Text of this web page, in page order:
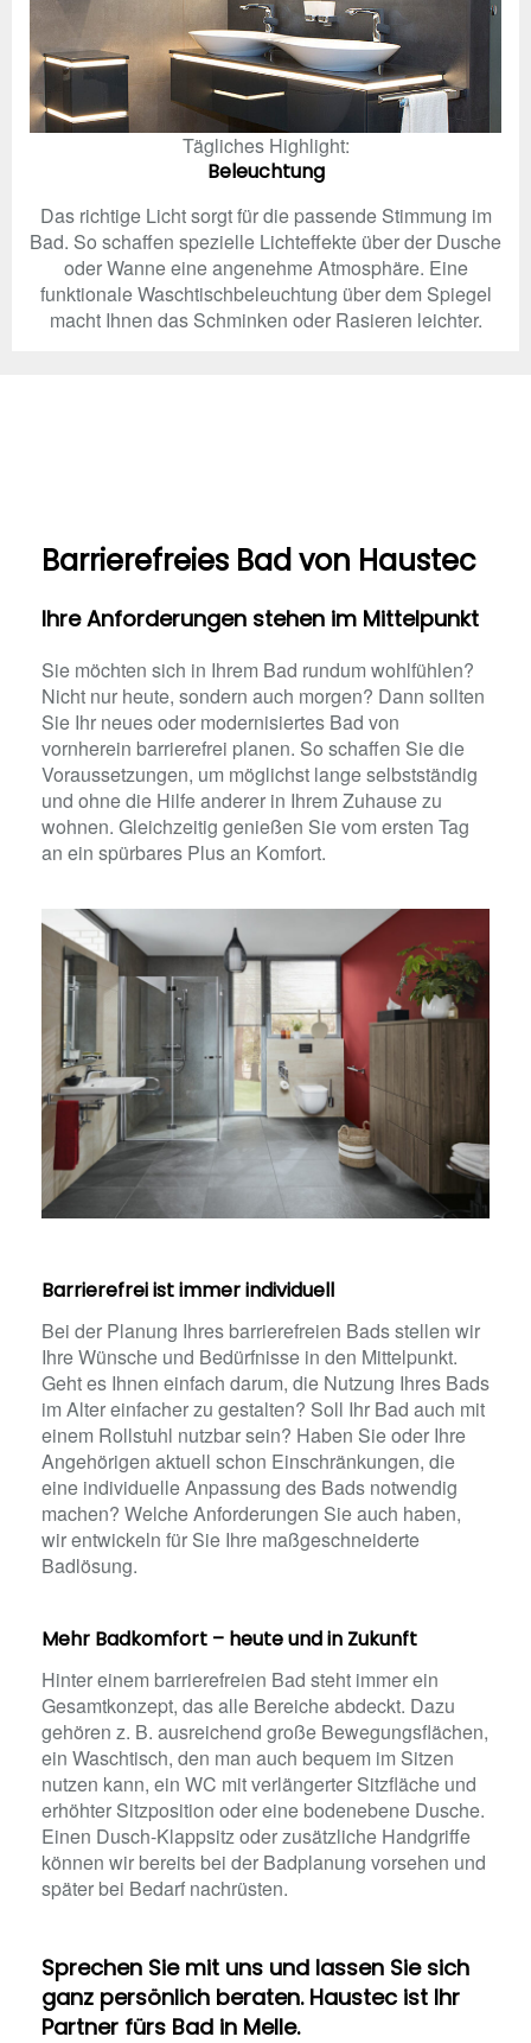
Tägliches Highlight:
Beleuchtung
Das richtige Licht sorgt für die passende Stimmung im
Bad. So schaffen spezielle Lichteffekte über der Dusche
oder Wanne eine angenehme Atmosphäre. Eine
funktionale Waschtischbeleuchtung über dem Spiegel
macht Ihnen das Schminken oder Rasieren leichter.
Barrierefreies Bad von Haustec
Ihre Anforderungen stehen im Mittelpunkt
Sie möchten sich in Ihrem Bad rundum wohlfühlen?
Nicht nur heute, sondern auch morgen? Dann sollten
Sie Ihr neues oder modernisiertes Bad von
vornherein barrierefrei planen. So schaffen Sie die
Voraussetzungen, um möglichst lange selbstständig
und ohne die Hilfe anderer in Ihrem Zuhause zu
wohnen. Gleichzeitig genießen Sie vom ersten Tag
an ein spürbares Plus an Komfort.
Barrierefrei ist immer individuell
Bei der Planung Ihres barrierefreien Bads stellen wir
Ihre Wünsche und Bedürfnisse in den Mittelpunkt.
Geht es Ihnen einfach darum, die Nutzung Ihres Bads
im Alter einfacher zu gestalten? Soll Ihr Bad auch mit
einem Rollstuhl nutzbar sein? Haben Sie oder Ihre
Angehörigen aktuell schon Einschränkungen, die
eine individuelle Anpassung des Bads notwendig
machen? Welche Anforderungen Sie auch haben,
wir entwickeln für Sie Ihre maßgeschneiderte
Badlösung.
Mehr Badkomfort – heute und in Zukunft
Hinter einem barrierefreien Bad steht immer ein
Gesamtkonzept, das alle Bereiche abdeckt. Dazu
gehören z. B. ausreichend große Bewegungsflächen,
ein Waschtisch, den man auch bequem im Sitzen
nutzen kann, ein WC mit verlängerter Sitzfläche und
erhöhter Sitzposition oder eine bodenebene Dusche.
Einen Dusch-Klappsitz oder zusätzliche Handgriffe
können wir bereits bei der Badplanung vorsehen und
später bei Bedarf nachrüsten.
Sprechen Sie mit uns und lassen Sie sich
ganz persönlich beraten. Haustec ist Ihr
Partner fürs Bad in Melle.